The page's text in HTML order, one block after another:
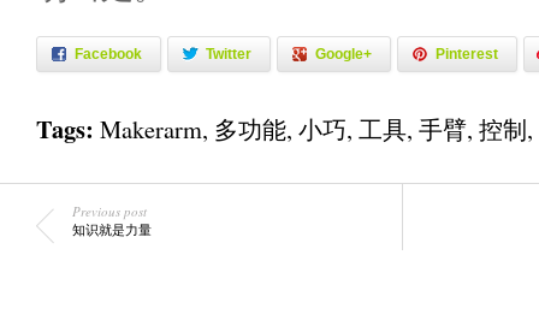
Facebook Twitter Google+ Pinterest
Tags: Makerarm, 多功能, 小巧, 工具, 手臂, 控制,
Previous post
知识就是力量